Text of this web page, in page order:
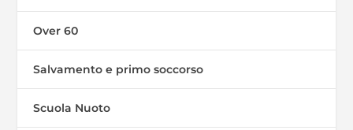
Over 60
Salvamento e primo soccorso
Scuola Nuoto